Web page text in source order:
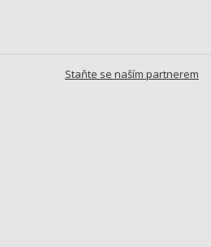
Staňte se naším partnerem